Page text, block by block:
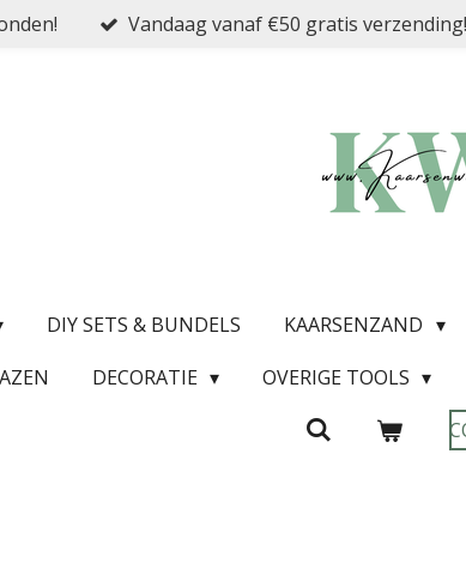
Vandaag vanaf €50 gratis verzending!
DIY SETS & BUNDELS KAARSENZAND
DECORATIE OVERIGE TOOLS